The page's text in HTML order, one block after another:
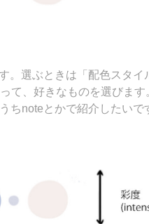
。選ぶときは「配色スタイ
て、好きなものを選びます
ちnoteとかで紹介したいで